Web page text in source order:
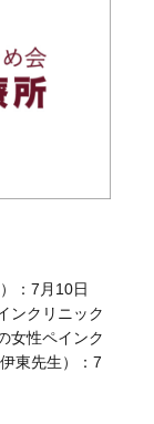
：7月10日
ンクリニック
女性ペインク
東先生）：7